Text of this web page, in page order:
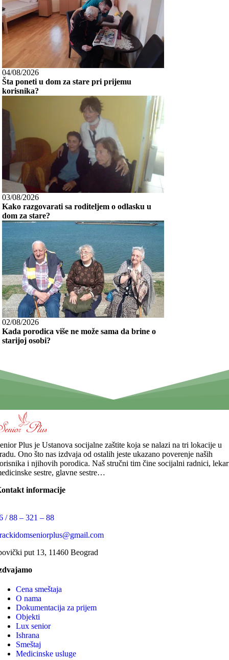
04/08/2026
Šta poneti u dom za stare pri prijemu
korisnika?
03/08/2026
Kako razgovarati sa roditeljem o odlasku u
dom za stare?
02/08/2026
Kada porodica više ne može sama da brine o
starijoj osobi?
Plus je Ustanova socijalne zaštite koja se nalazi na tri lokacije u
Ono što nas izdvaja od ostalih jeste ukazano poverenje naših
i njihovih porodica. Naš stručni tim čine socijalni radnici,
sestre, glavne sestre…
informacije
/ 88 – 321 – 88
put 13, 11460 Beograd
Cena smeštaja
O nama
Dokumentacija za prijem
Objekti
Lux senior
Ishrana
Smeštaj
Medicinske usluge